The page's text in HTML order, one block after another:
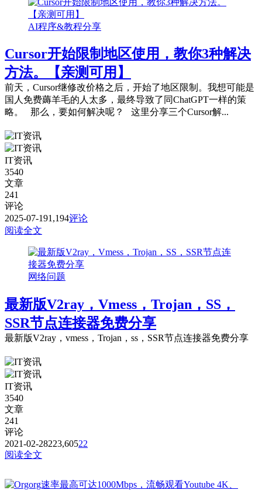
AI程序&教程分享
Cursor开始限制地区使用，教你3种解决
方法。【亲测可用】
前天，Cursor继修改价格之后，开始了地区限制。我想可能是
国人免费薅羊毛的人太多，最终导致了同ChatGPT一样的策
略。 那么，要如何解决呢？ 这里分享三个Cursor解...
IT资讯
3540
文章
241
评论
2025-07-191,194评论
阅读全文
网络问题
最新版V2ray，Vmess，Trojan，SS，
SSR节点连接器免费分享
最新版V2ray，vmess，Trojan，ss，SSR节点连接器免费分享
IT资讯
3540
文章
241
评论
2021-02-28223,60522
阅读全文